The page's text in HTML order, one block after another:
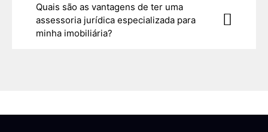
Quais são as vantagens de ter uma
assessoria jurídica especializada para
minha imobiliária?